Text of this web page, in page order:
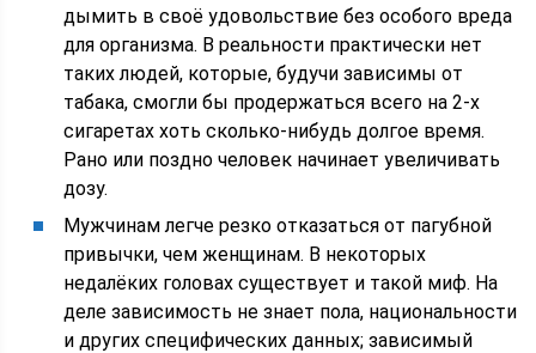
дымить в своё удовольствие без особого вреда
для организма. В реальности практически нет
таких людей, которые, будучи зависимы от
табака, смогли бы продержаться всего на 2-х
сигаретах хоть сколько-нибудь долгое время.
Рано или поздно человек начинает увеличивать
дозу.
Мужчинам легче резко отказаться от пагубной
привычки, чем женщинам. В некоторых
недалёких головах существует и такой миф. На
деле зависимость не знает пола, национальности
и других специфических данных; зависимый